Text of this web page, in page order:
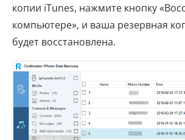
копии iTunes, нажмите кнопку
компьютере», и ваша резервная
будет восстановлена.